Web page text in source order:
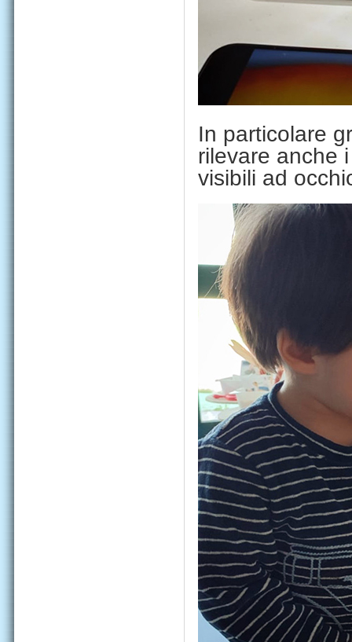
In particolare
rilevare anche
visibili ad